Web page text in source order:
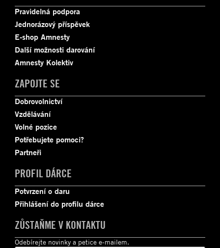
Pravidelná podpora
Jednorázový příspěvek
E-shop Amnesty
Další možnosti darování
Amnesty Kolektiv
ZAPOJTE SE
Dobrovolnictví
Vzdělávání
Volné pozice
Potřebujete pomoci?
Partneři
PROFIL DÁRCE
Potvrzení o daru
Přihlášení do profilu dárce
ZŮSTAŇME V KONTAKTU
Odebírejte novinky a petice e-mailem.